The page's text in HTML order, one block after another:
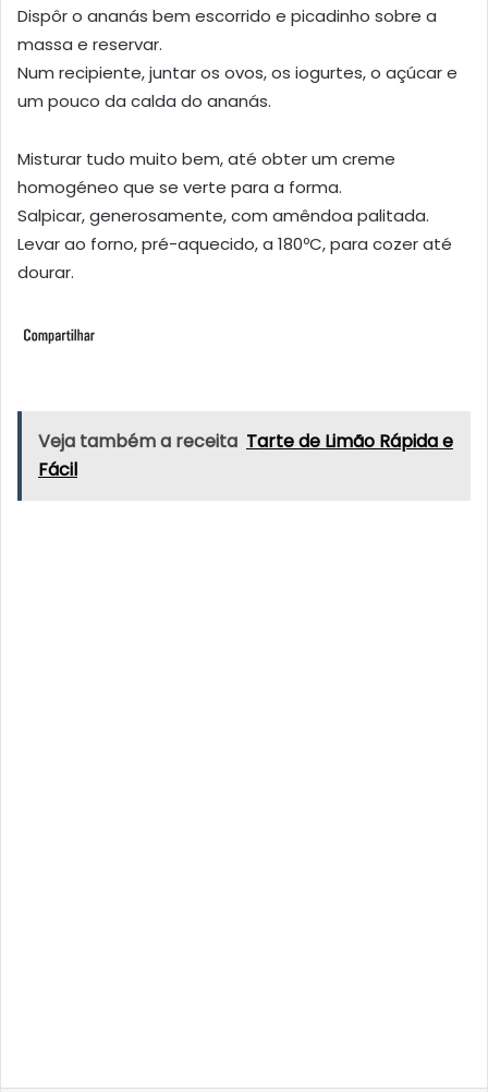
Dispôr o ananás bem escorrido e picadinho sobre a
massa e reservar.
Num recipiente, juntar os ovos, os iogurtes, o açúcar e
um pouco da calda do ananás.
Misturar tudo muito bem, até obter um creme
homogéneo que se verte para a forma.
Salpicar, generosamente, com amêndoa palitada.
Levar ao forno, pré-aquecido, a 180ºC, para cozer até
dourar.
Veja também a receita Tarte de Limão Rápida e
Fácil